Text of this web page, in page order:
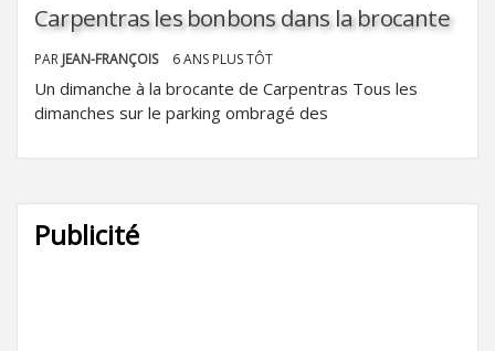
Carpentras les bonbons dans la brocante
PAR JEAN-FRANÇOIS 6 ANS PLUS TÔT
Un dimanche à la brocante de Carpentras Tous les
dimanches sur le parking ombragé des
Publicité